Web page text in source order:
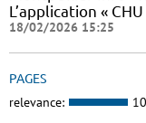
L’application « CHU
18/02/2026 15:25
PAGES
relevance: